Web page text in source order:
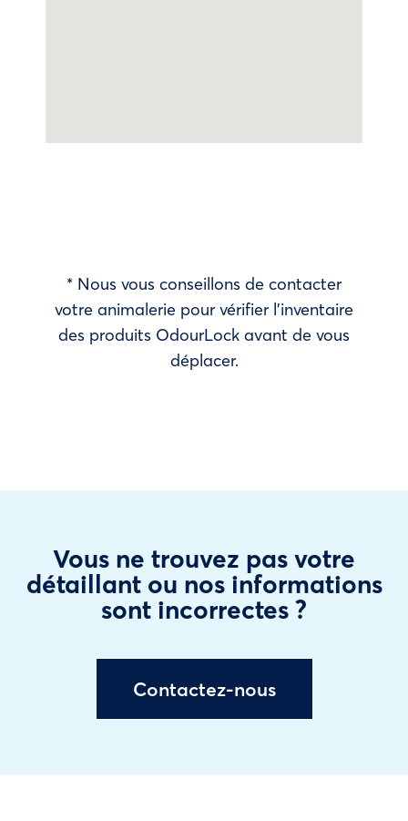
* Nous vous conseillons de contacter
votre animalerie pour vérifier l’inventaire
des produits OdourLock avant de vous
déplacer.
Vous ne trouvez pas votre
détaillant ou nos informations
sont incorrectes ?
Contactez-nous